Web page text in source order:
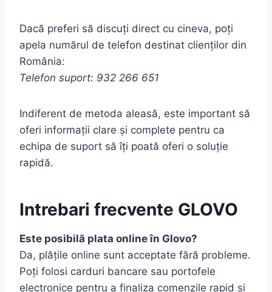
Dacă preferi să discuți direct cu cineva, poți
apela numărul de telefon destinat clienților din
România:
Telefon suport: 932 266 651
Indiferent de metoda aleasă, este important să
oferi informații clare și complete pentru ca
echipa de suport să îți poată oferi o soluție
rapidă.
Intrebari frecvente GLOVO
Este posibilă plata online în Glovo?
Da, plățile online sunt acceptate fără probleme.
Poți folosi carduri bancare sau portofele
electronice pentru a finaliza comenzile rapid și